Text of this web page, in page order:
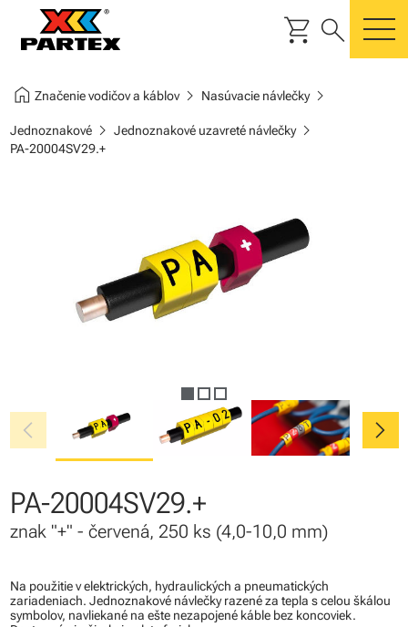
shopping_cart search
home Značenie vodičov a káblovchevron_right Nasúvacie návlečkychevron_right
Jednoznakovéchevron_right Jednoznakové uzavreté návlečkychevron_right
PA-20004SV29.+
chevron_left chevron_right
PA-20004SV29.+
znak "+" - červená, 250 ks (4,0-10,0 mm)
Na použitie v elektrických, hydraulických a pneumatických
zariadeniach. Jednoznakové návlečky razené za tepla s celou škálou
symbolov, navliekané na ešte nezapojené káble bez koncoviek.